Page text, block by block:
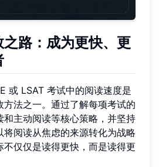
路：成为更快、更
或 LSAT 考试中的阅读速度是
方法之一。通过了解每项考试的
和主动阅读等核心策略，并坚持
将阅读从焦虑的来源转化为战略
不仅仅是读得更快，而是读得更